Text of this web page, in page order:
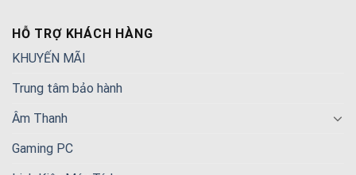
HỖ TRỢ KHÁCH HÀNG
KHUYẾN MÃI
Trung tâm bảo hành
Âm Thanh
Gaming PC